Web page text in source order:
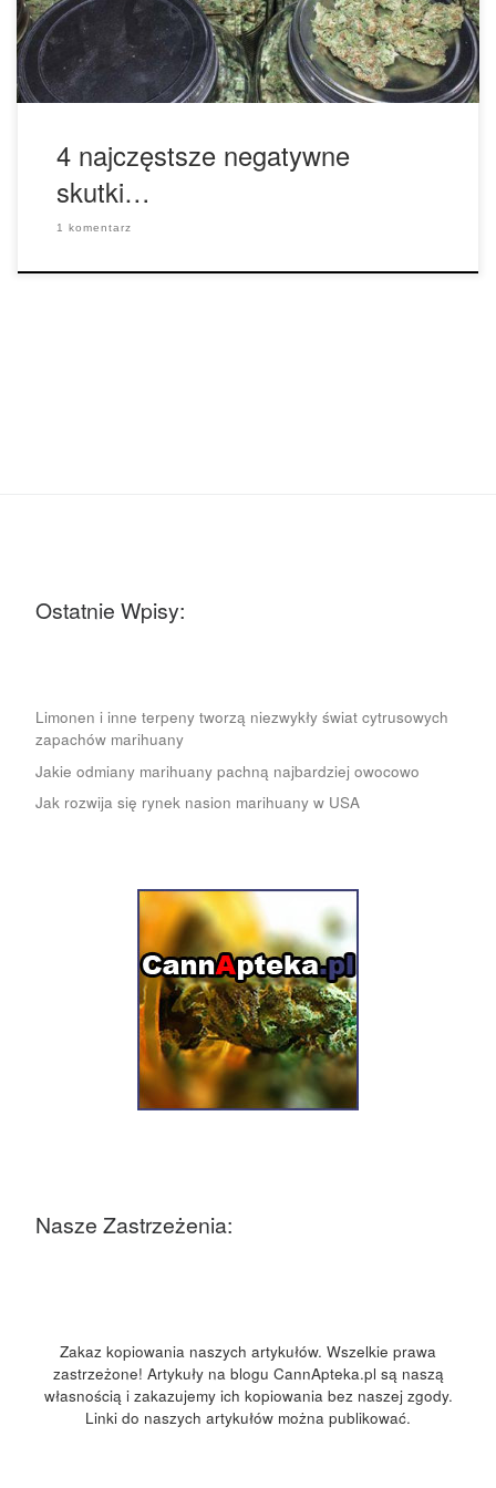
bardzo denerwujące. A […]
4 najczęstsze negatywne
skutki…
1 komentarz
Ostatnie Wpisy:
Limonen i inne terpeny tworzą niezwykły świat cytrusowych
zapachów marihuany
Jakie odmiany marihuany pachną najbardziej owocowo
Jak rozwija się rynek nasion marihuany w USA
Nasze Zastrzeżenia:
Zakaz kopiowania naszych artykułów. Wszelkie prawa
zastrzeżone! Artykuły na blogu CannApteka.pl są naszą
własnością i zakazujemy ich kopiowania bez naszej zgody.
Linki do naszych artykułów można publikować.